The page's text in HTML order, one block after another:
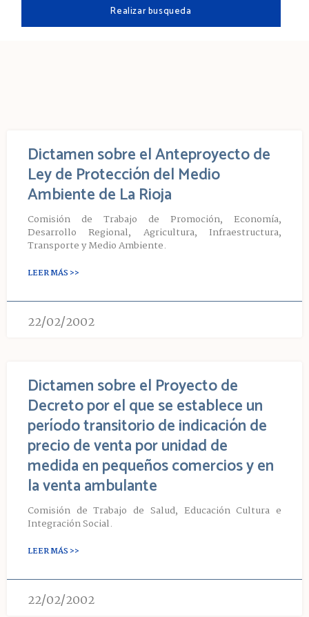
Dictamen sobre el Anteproyecto de
Ley de Protección del Medio
Ambiente de La Rioja
Comisión de Trabajo de Promoción, Economía,
Desarrollo Regional, Agricultura, Infraestructura,
Transporte y Medio Ambiente.
LEER MÁS >>
22/02/2002
Dictamen sobre el Proyecto de
Decreto por el que se establece un
período transitorio de indicación de
precio de venta por unidad de
medida en pequeños comercios y en
la venta ambulante
Comisión de Trabajo de Salud, Educación Cultura e
Integración Social.
LEER MÁS >>
22/02/2002